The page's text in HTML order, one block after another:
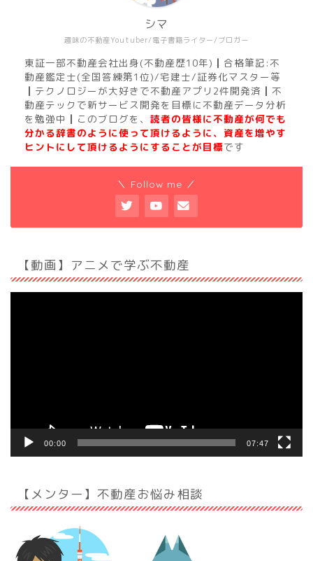
趣味の不動産Youtuber/電子書籍ライター/ブロガー
シマ
東証一部不動産会社出身(不動産歴10年)┃合格筆記:不
動産鑑定士(全国答練第1位)/宅建士/証券化マスター等
┃テクノロジーが大好きで不動産アプリ2件開発済┃不
動産テックで新サービス開発を目標に不動産データ分析
を勉強中┃このブログを、 読者の皆様に不動産が何でも
分かる辞書のように使って頂けるように、資産を増やす
ヒントにして頂けるようにすることが目標です
＼ Follow me ／
【動画】アニメで学ぶ不動産
00:00 07:47
【メンター】不動産お悩み相談